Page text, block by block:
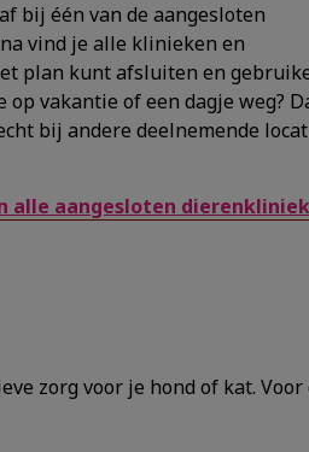
bij één van de aangesloten
vind je alle klinieken en
plan kunt afsluiten en
op vakantie of een dagje weg?
bij andere deelnemende
alle aangesloten
zorg voor je hond of kat. Voor